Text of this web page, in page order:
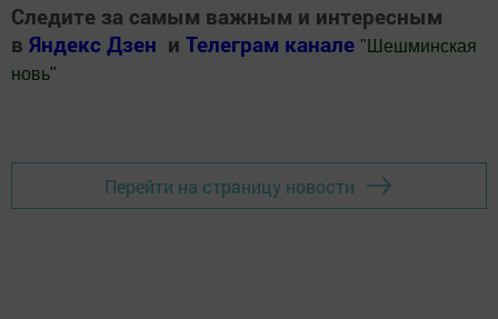
Следите за самым важным и интересным
в Яндекс Дзен и Телеграм канале " Шешминская
новь"
Перейти на страницу новости